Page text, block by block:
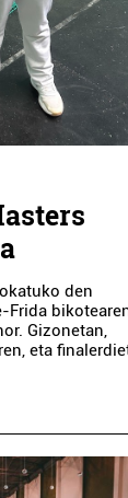
den
Frida
Gizonetan,
eta